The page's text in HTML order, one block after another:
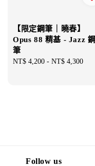
【限定鋼筆｜曉春】
Opus 88 精基 - Jazz 鋼
筆
Regular
NT$ 4,200 - NT$ 4,300
Follow us